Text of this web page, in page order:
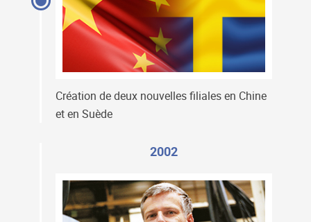
Création de deux nouvelles filiales en Chine
et en Suède
2002